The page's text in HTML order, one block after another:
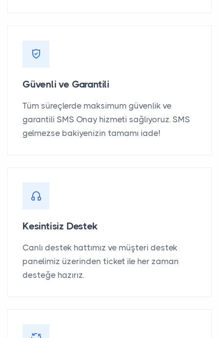
Güvenli ve Garantili
Tüm süreçlerde maksimum güvenlik ve
garantili SMS Onay hizmeti sağlıyoruz. SMS
gelmezse bakiyenizin tamamı iade!
Kesintisiz Destek
Canlı destek hattımız ve müşteri destek
panelimiz üzerinden ticket ile her zaman
desteğe hazırız.